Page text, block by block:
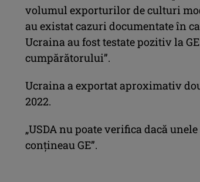
volumul exporturilor de culturi
au existat cazuri documentate în
Ucraina au fost testate pozitiv la
cumpărătorului”.
Ucraina a exportat aproximativ
2022.
„USDA nu poate verifica dacă
conțineau GE”.